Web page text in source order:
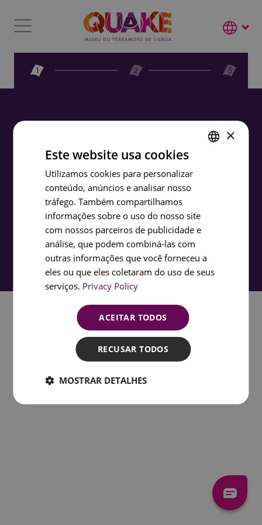
1 2 3
PORTUGUESE
SPANISH
×
Este website usa cookies
Utilizamos cookies para personalizar
conteúdo, anúncios e analisar nosso
tráfego. Também compartilhamos
informações sobre o uso do nosso site
com nossos parceiros de publicidade e
análise, que podem combiná-las com
outras informações que você forneceu a
eles ou que eles coletaram do uso de seus
serviços. Privacy Policy
ACEITAR TODOS
RECUSAR TODOS
MOSTRAR DETALHES